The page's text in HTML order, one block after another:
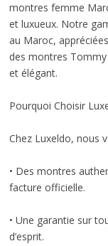
montres femme
et luxueux. Notre
au Maroc,
des montres
et élégant.
Pourquoi Choisir
Chez Luxeldo, nous
• Des montres
facture officielle.
• Une garantie sur
d’esprit.